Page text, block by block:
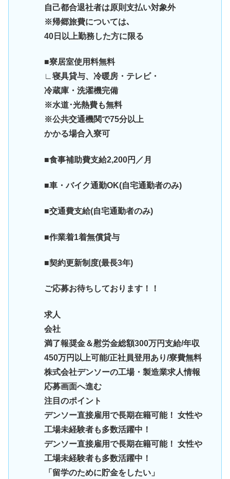
自己都合退社者は原則支払い対象外
※帰郷旅費については､
40日以上勤務した方に限る
■寮居室使用料無料
∟寝具貸与、冷暖房・テレビ・
冷蔵庫・洗濯機完備
※水道･光熱費も無料
※公共交通機関で75分以上
かかる場合入寮可
■食事補助費支給2,200円／月
■車・バイク通勤OK(自宅通勤者のみ)
■交通費支給(自宅通勤者のみ)
■作業着1着無償貸与
■契約更新制度(最長3年)
ご応募お待ちしております！！
求人
会社
満了報奨金＆慰労金総額300万円支給/年収
450万円以上可能/正社員登用あり/寮費無料
株式会社デンソーの工場・製造業求人情報
応募画面へ進む
注目のポイント
デンソー直接雇用で長期在籍可能！ 女性や
工場未経験者も多数活躍中！
デンソー直接雇用で長期在籍可能！ 女性や
工場未経験者も多数活躍中！
「留学のために貯金をしたい」